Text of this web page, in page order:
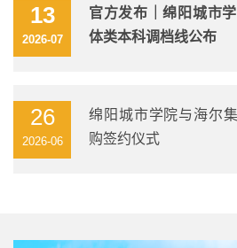
13
2026-07
官方发布｜绵阳城市
体类本科调档线公布
26
2026-06
绵阳城市学院与海尔
购签约仪式